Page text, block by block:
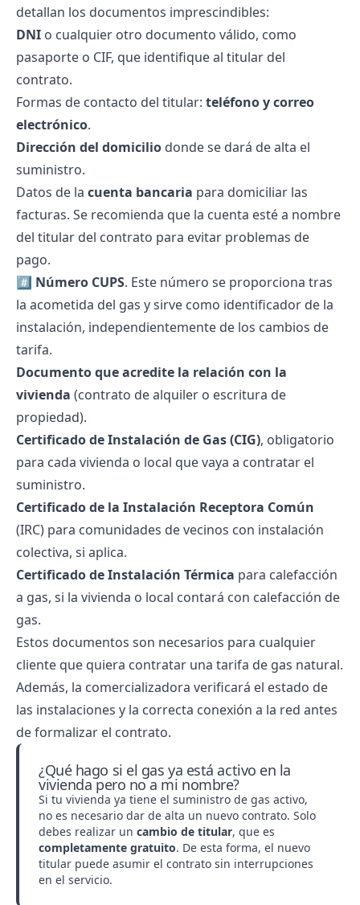
detallan los documentos imprescindibles:
DNI o cualquier otro documento válido, como
pasaporte o CIF, que identifique al titular del
contrato.
Formas de contacto del titular: teléfono y correo
electrónico.
Dirección del domicilio donde se dará de alta el
suministro.
Datos de la cuenta bancaria para domiciliar las
facturas. Se recomienda que la cuenta esté a nombre
del titular del contrato para evitar problemas de
pago.
#️⃣ Número CUPS. Este número se proporciona tras
la acometida del gas y sirve como identificador de la
instalación, independientemente de los cambios de
tarifa.
Documento que acredite la relación con la
vivienda (contrato de alquiler o escritura de
propiedad).
Certificado de Instalación de Gas (CIG), obligatorio
para cada vivienda o local que vaya a contratar el
suministro.
Certificado de la Instalación Receptora Común
(IRC) para comunidades de vecinos con instalación
colectiva, si aplica.
Certificado de Instalación Térmica para calefacción
a gas, si la vivienda o local contará con calefacción de
gas.
Estos documentos son necesarios para cualquier
cliente que quiera contratar una tarifa de gas natural.
Además, la comercializadora verificará el estado de
las instalaciones y la correcta conexión a la red antes
de formalizar el contrato.
¿Qué hago si el gas ya está activo en la
vivienda pero no a mi nombre?
Si tu vivienda ya tiene el suministro de gas activo,
no es necesario dar de alta un nuevo contrato. Solo
debes realizar un cambio de titular, que es
completamente gratuito. De esta forma, el nuevo
titular puede asumir el contrato sin interrupciones
en el servicio.